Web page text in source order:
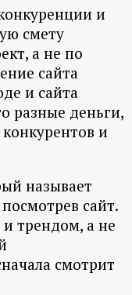
и
смету
а не по
сайта
и сайта
разные деньги,
и
называет
сайт.
и трендом, а не
смотрит